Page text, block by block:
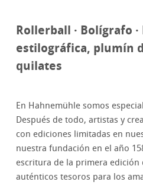
Rollerball · Bolígrafo ·
estilográfica, plumín
quilates
En Hahnemühle somos
Después de todo, artistas y
con ediciones limitadas en
nuestra fundación en el año
escritura de la primera
auténticos tesoros para los